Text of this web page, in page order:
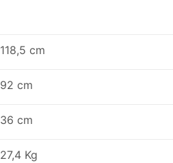
118,5 cm
92 cm
36 cm
27,4 Kg